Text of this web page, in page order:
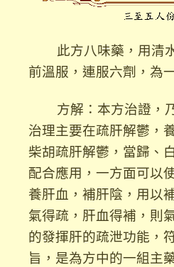
此方八味藥，用清
前溫服，連服六劑，為
方解：本方治證，
治理主要在疏肝解鬱，
柴胡疏肝解鬱，當歸、
配合應用，一方面可以
養肝血，補肝陰，用以
氣得疏，肝血得補，則
的發揮肝的疏泄功能，
旨，是為方中的一組主